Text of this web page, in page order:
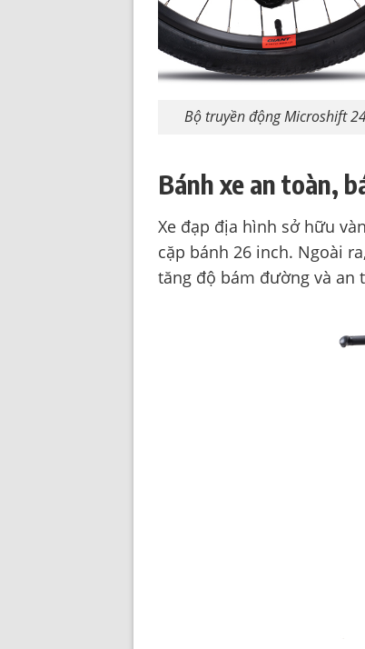
Bộ truyền động Microshift
Bánh xe an toàn,
Xe đạp địa hình sở hữu
cặp bánh 26 inch. Ngoài
tăng độ bám đường và an